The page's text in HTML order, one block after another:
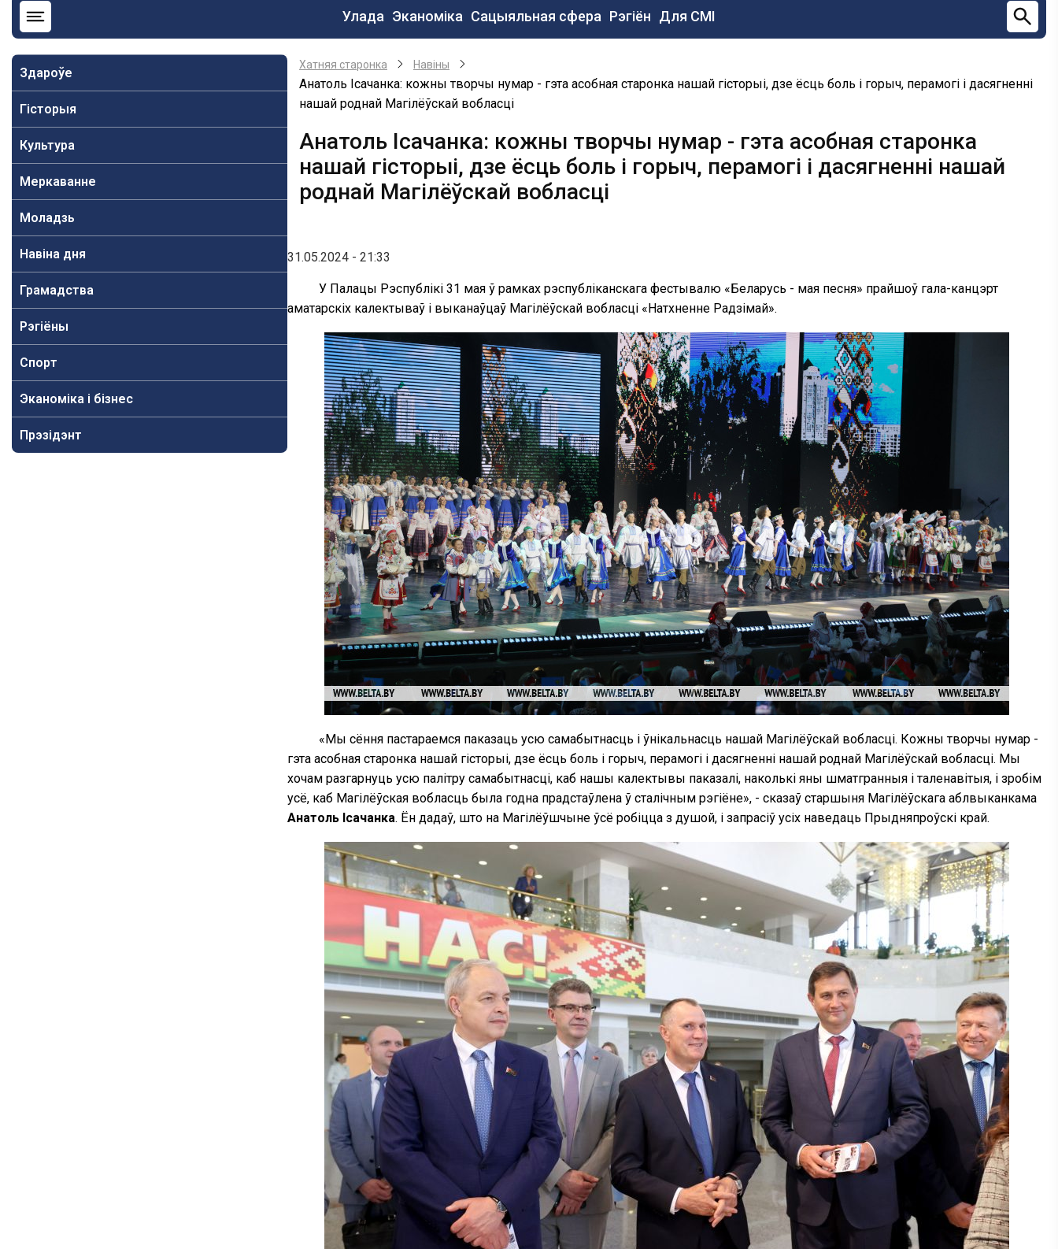
Основная
навигация
Улада Эканоміка Сацыяльная сфера Рэгіён Для СМІ
Здароўе
Гісторыя
Культура
Меркаванне
Моладзь
Навiна дня
Грамадства
Рэгіёны
Спорт
Эканоміка і бізнес
Прэзідэнт
Хатняя старонка Навiны
Анатоль Ісачанка: кожны творчы нумар - гэта асобная старонка нашай гісторыі, дзе ёсць боль і горыч, перамогі і дасягненні
нашай роднай Магілёўскай вобласці
Анатоль Ісачанка: кожны творчы нумар - гэта асобная старонка
нашай гісторыі, дзе ёсць боль і горыч, перамогі і дасягненні нашай
роднай Магілёўскай вобласці
31.05.2024 - 21:33
У Палацы Рэспублікі 31 мая ў рамках рэспубліканскага фестывалю «Беларусь - мая песня» прайшоў гала-канцэрт
аматарскіх калектываў і выканаўцаў Магілёўскай вобласці «Натхненне Радзімай».
«Мы сёння пастараемся паказаць усю самабытнасць і ўнікальнасць нашай Магілёўскай вобласці. Кожны творчы нумар -
гэта асобная старонка нашай гісторыі, дзе ёсць боль і горыч, перамогі і дасягненні нашай роднай Магілёўскай вобласці. Мы
хочам разгарнуць усю палітру самабытнасці, каб нашы калектывы паказалі, наколькі яны шматгранныя і таленавітыя, і зробім
усё, каб Магілёўская вобласць была годна прадстаўлена ў сталічным рэгіёне», - сказаў старшыня Магілёўскага аблвыканкама
Анатоль Ісачанка. Ён дадаў, што на Магілёўшчыне ўсё робіцца з душой, і запрасіў усіх наведаць Прыдняпроўскі край.